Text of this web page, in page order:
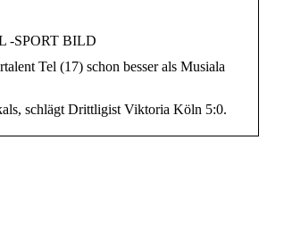
-SPORT BILD
Tel (17) schon besser als Musiala
schlägt Drittligist Viktoria Köln 5:0.